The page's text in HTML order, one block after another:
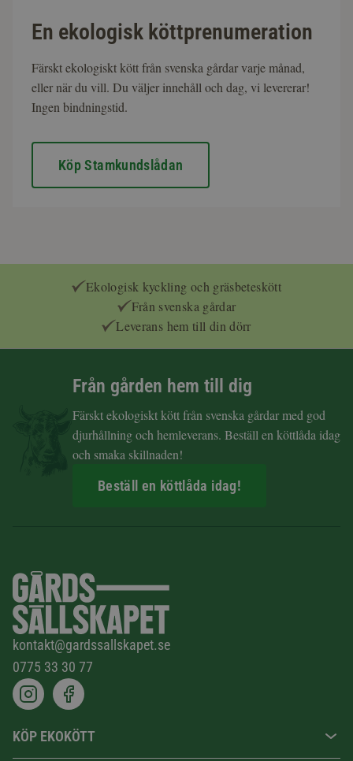
En ekologisk köttprenumeration
Färskt ekologiskt kött från svenska gårdar varje månad,
eller när du vill. Du väljer innehåll och dag, vi levererar!
Ingen bindningstid.
Köp Stamkundslådan
Ekologisk kyckling och gräsbeteskött
Från svenska gårdar
Leverans hem till din dörr
Från gården hem till dig
Färskt ekologiskt kött från svenska gårdar med god
djurhållning och hemleverans. Beställ en köttlåda idag
och smaka skillnaden!
Beställ en köttlåda idag!
kontakt@gardssallskapet.se
0775 33 30 77
KÖP EKOKÖTT